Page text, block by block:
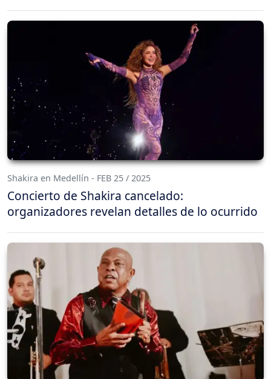
Shakira en Medellín - FEB 25 / 2025
Concierto de Shakira cancelado:
organizadores revelan detalles de lo ocurrido